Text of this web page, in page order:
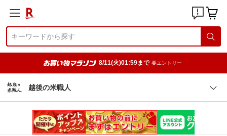
8/11(火)01:59まで 要エントリー
越後の米職人